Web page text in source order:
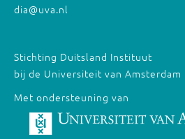
dia@uva.nl
Stichting Duitsland Instituut
bij de Universiteit van Amsterdam
Met ondersteuning van